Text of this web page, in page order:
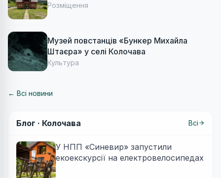
Розміщення
Музей повстанців «Бункер Михайла
Штаєра» у селі Колочава
Культура
← Всі новини
Блог · Колочава Всі
У НПП «Синевир» запустили
екоекскурсії на електровелосипедах